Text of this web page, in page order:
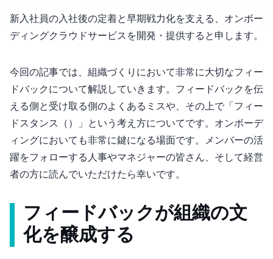
新入社員の入社後の定着と早期戦力化を支える、オンボー
ディングクラウドサービスを開発・提供するOmboと申します。
今回の記事では、組織づくりにおいて非常に大切なフィー
ドバックについて解説していきます。フィードバックを伝
える側と受け取る側のよくあるミスや、その上で「フィー
ドスタンス（Feedstance）」という考え方についてです。オンボーデ
ィングにおいても非常に鍵になる場面です。メンバーの活
躍をフォローする人事やマネジャーの皆さん、そして経営
者の方に読んでいただけたら幸いです。
フィードバックが組織の文
化を醸成する